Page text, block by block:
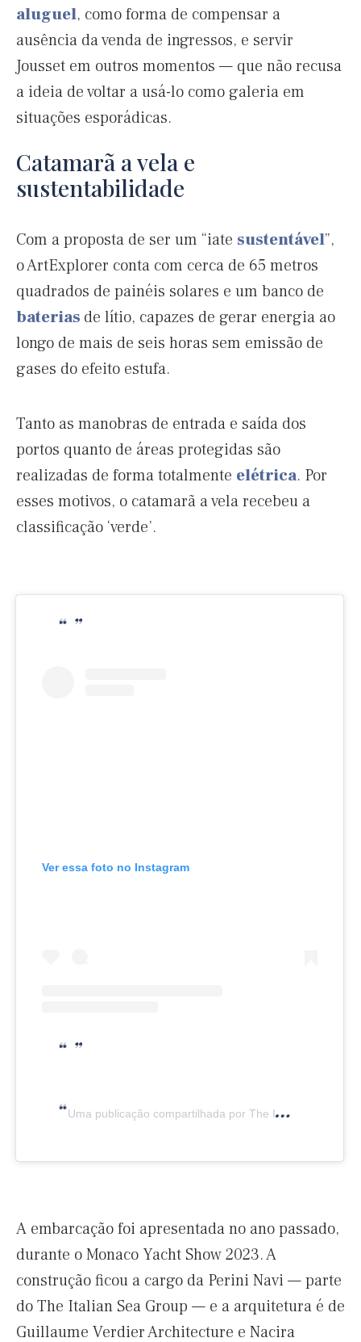
aluguel, como forma de compensar a
ausência da venda de ingressos, e servir
Jousset em outros momentos — que não recusa
a ideia de voltar a usá-lo como galeria em
situações esporádicas.
Catamarã a vela e
sustentabilidade
Com a proposta de ser um “iate sustentável”,
o ArtExplorer conta com cerca de 65 metros
quadrados de painéis solares e um banco de
baterias de lítio, capazes de gerar energia ao
longo de mais de seis horas sem emissão de
gases do efeito estufa.
Tanto as manobras de entrada e saída dos
portos quanto de áreas protegidas são
realizadas de forma totalmente elétrica. Por
esses motivos, o catamarã a vela recebeu a
classificação ‘verde’.
Ver essa foto no Instagram
Uma publicação compartilhada por The Italian Sea Group (@the_italian_sea_group)
A embarcação foi apresentada no ano passado,
durante o Monaco Yacht Show 2023. A
construção ficou a cargo da Perini Navi — parte
do The Italian Sea Group — e a arquitetura é de
Guillaume Verdier Architecture e Nacira